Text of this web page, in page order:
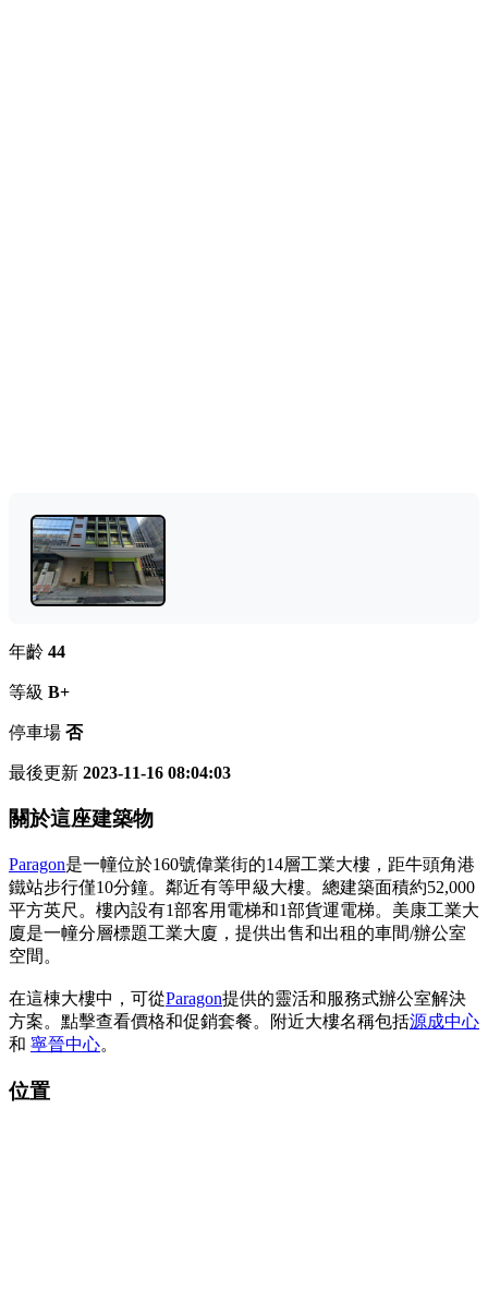
年齡 44
等級 B+
停車場 否
最後更新 2023-11-16 08:04:03
關於這座建築物
Paragon是一幢位於160號偉業街的14層工業大樓，距牛頭角港
鐵站步行僅10分鐘。鄰近有等甲級大樓。總建築面積約52,000
平方英尺。樓內設有1部客用電梯和1部貨運電梯。美康工業大
廈是一幢分層標題工業大廈，提供出售和出租的車間/辦公室
空間。
在這棟大樓中，可從Paragon提供的靈活和服務式辦公室解決
方案。點擊查看價格和促銷套餐。附近大樓名稱包括源成中心
和 寧晉中心。
位置